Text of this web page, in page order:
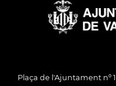
Plaça de l'Ajuntament nº 1